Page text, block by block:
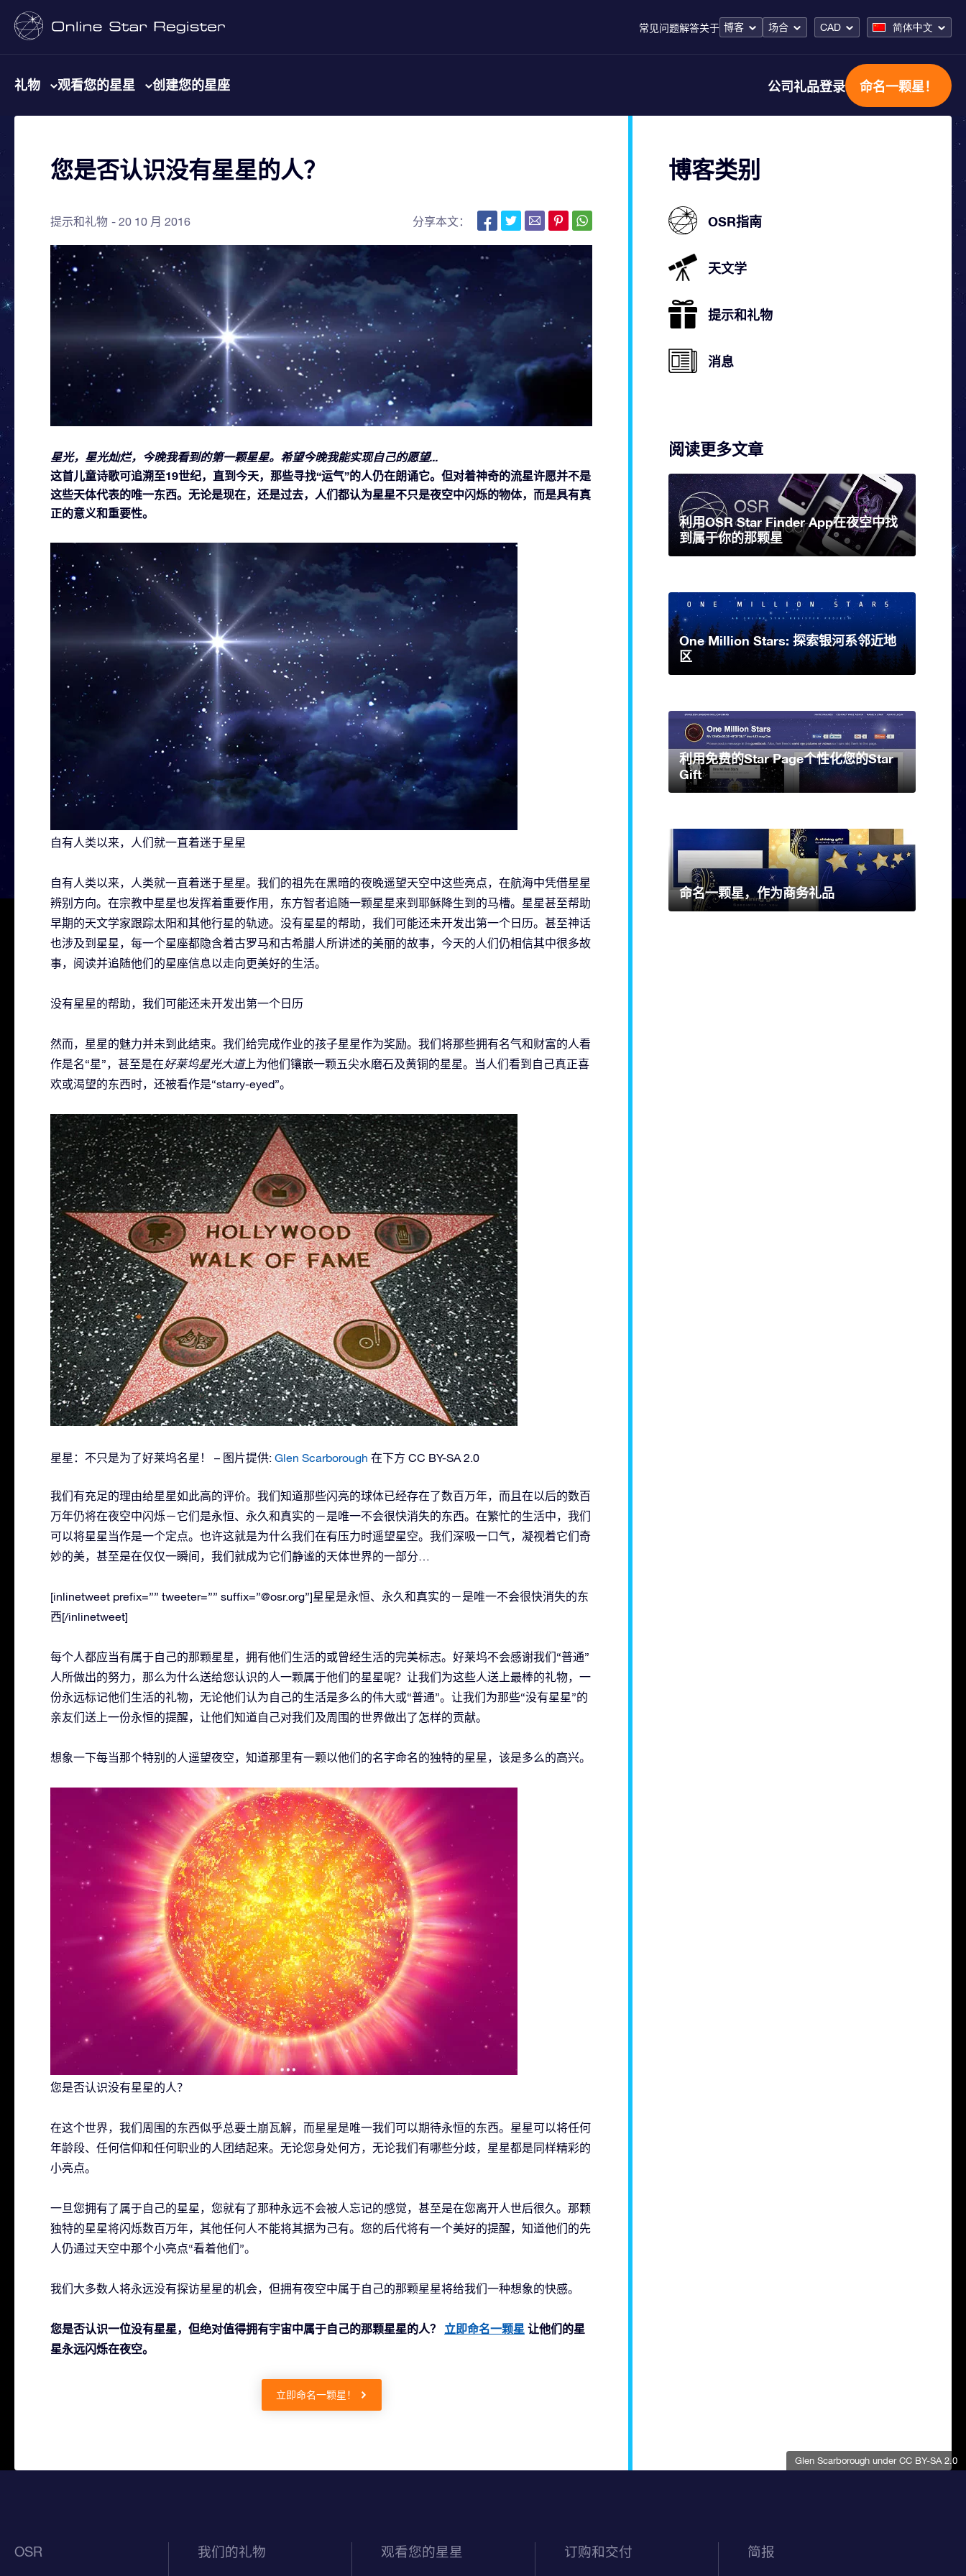
常见问题解答关于 博客 场合 CAD 简体中文
礼物 观看您的星星 创建您的星座 公司礼品登录 命名一颗星！
您是否认识没有星星的人？
提示和礼物 20 10 月 2016 分享本文：
星光，星光灿烂，今晚我看到的第一颗星星。希望今晚我能实现自己的愿望...
这首儿童诗歌可追溯至19世纪，直到今天，那些寻找“运气”的人仍在朗诵它。但对着神奇的流星许愿并不是
这些天体代表的唯一东西。无论是现在，还是过去，人们都认为星星不只是夜空中闪烁的物体，而是具有真
正的意义和重要性。
自有人类以来，人们就一直着迷于星星
自有人类以来，人类就一直着迷于星星。我们的祖先在黑暗的夜晚遥望天空中这些亮点，在航海中凭借星星
辨别方向。在宗教中星星也发挥着重要作用，东方智者追随一颗星星来到耶稣降生到的马槽。星星甚至帮助
早期的天文学家跟踪太阳和其他行星的轨迹。没有星星的帮助，我们可能还未开发出第一个日历。甚至神话
也涉及到星星，每一个星座都隐含着古罗马和古希腊人所讲述的美丽的故事，今天的人们仍相信其中很多故
事，阅读并追随他们的星座信息以走向更美好的生活。
没有星星的帮助，我们可能还未开发出第一个日历
然而，星星的魅力并未到此结束。我们给完成作业的孩子星星作为奖励。我们将那些拥有名气和财富的人看
作是名“星”，甚至是在好莱坞星光大道上为他们镶嵌一颗五尖水磨石及黄铜的星星。当人们看到自己真正喜
欢或渴望的东西时，还被看作是“starry-eyed”。
Glen Scarborough under CC BY-SA 2.0
星星：不只是为了好莱坞名星！ – 图片提供: Glen Scarborough 在下方 CC BY-SA 2.0
我们有充足的理由给星星如此高的评价。我们知道那些闪亮的球体已经存在了数百万年，而且在以后的数百
万年仍将在夜空中闪烁－它们是永恒、永久和真实的－是唯一不会很快消失的东西。在繁忙的生活中，我们
可以将星星当作是一个定点。也许这就是为什么我们在有压力时遥望星空。我们深吸一口气，凝视着它们奇
妙的美，甚至是在仅仅一瞬间，我们就成为它们静谧的天体世界的一部分…
[inlinetweet prefix=”” tweeter=”” suffix=”@osr.org”]星星是永恒、永久和真实的－是唯一不会很快消失的东
西[/inlinetweet]
每个人都应当有属于自己的那颗星星，拥有他们生活的或曾经生活的完美标志。好莱坞不会感谢我们“普通”
人所做出的努力，那么为什么送给您认识的人一颗属于他们的星星呢？让我们为这些人送上最棒的礼物，一
份永远标记他们生活的礼物，无论他们认为自己的生活是多么的伟大或“普通”。让我们为那些“没有星星”的
亲友们送上一份永恒的提醒，让他们知道自己对我们及周围的世界做出了怎样的贡献。
想象一下每当那个特别的人遥望夜空，知道那里有一颗以他们的名字命名的独特的星星，该是多么的高兴。
您是否认识没有星星的人？
在这个世界，我们周围的东西似乎总要土崩瓦解，而星星是唯一我们可以期待永恒的东西。星星可以将任何
年龄段、任何信仰和任何职业的人团结起来。无论您身处何方，无论我们有哪些分歧，星星都是同样精彩的
小亮点。
一旦您拥有了属于自己的星星，您就有了那种永远不会被人忘记的感觉，甚至是在您离开人世后很久。那颗
独特的星星将闪烁数百万年，其他任何人不能将其据为己有。您的后代将有一个美好的提醒，知道他们的先
人仍通过天空中那个小亮点“看着他们”。
我们大多数人将永远没有探访星星的机会，但拥有夜空中属于自己的那颗星星将给我们一种想象的快感。
您是否认识一位没有星星，但绝对值得拥有宇宙中属于自己的那颗星星的人？ 立即命名一颗星 让他们的星
星永远闪烁在夜空。
立即命名一颗星！
博客类别
OSR指南
天文学
提示和礼物
消息
阅读更多文章
利用OSR Star Finder App在夜空中找
到属于你的那颗星
One Million Stars: 探索银河系邻近地
区
利用免费的Star Page个性化您的Star
Gift
命名一颗星，作为商务礼品
OSR 我们的礼物 观看您的星星 订购和交付 简报